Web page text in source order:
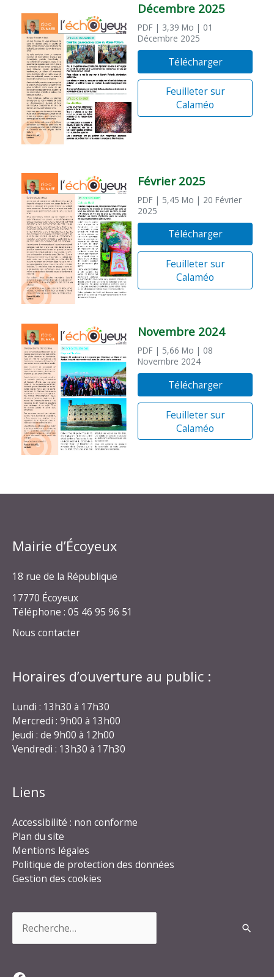
Décembre 2025
PDF | 3,39 Mo | 01
Décembre 2025
Télécharger
Feuilleter sur
Calaméo
Février 2025
PDF | 5,45 Mo | 20 Février
2025
Télécharger
Feuilleter sur
Calaméo
Novembre 2024
PDF | 5,66 Mo | 08
Novembre 2024
Télécharger
Feuilleter sur
Calaméo
Mairie d’Écoyeux
18 rue de la République
17770 Écoyeux
Téléphone : 05 46 95 96 51
Nous contacter
Horaires d’ouverture au public :
Lundi : 13h30 à 17h30
Mercredi : 9h00 à 13h00
Jeudi : de 9h00 à 12h00
Vendredi : 13h30 à 17h30
Liens
Accessibilité : non conforme
Plan du site
Mentions légales
Politique de protection des données
Gestion des cookies